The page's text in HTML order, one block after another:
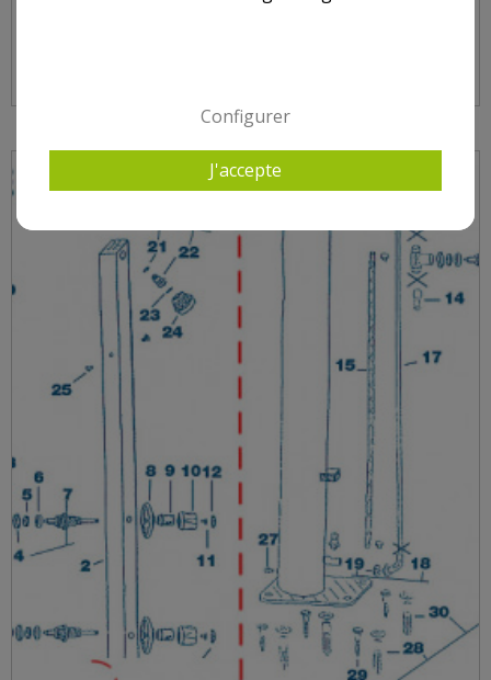
DOUCHE - NUM 9 - RONDELLE DE FIXATION
Configurer
J'accepte